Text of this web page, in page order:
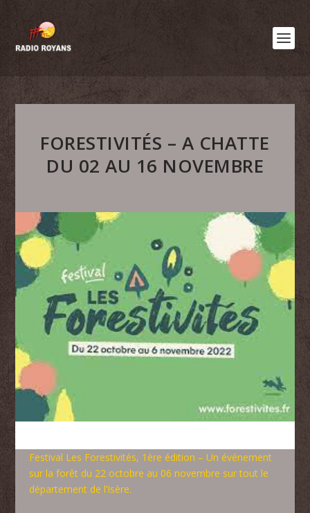
FORESTIVITÉS – A CHATTE
DU 02 AU 16 NOVEMBRE
Festival Les Forestivités, 1ère édition – Un événement
sur la forêt du 22 octobre au 06 novembre sur tout le
département de l’Isère.